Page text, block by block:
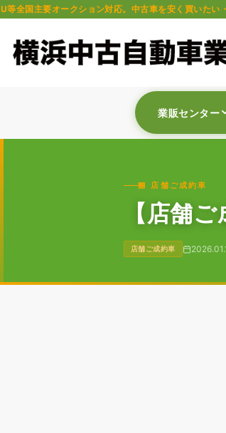
対応。中古車を安く買いたい・高く売りたい方は
業販センター
🏪 店舗ご成約車
【店舗
店舗ご成約車